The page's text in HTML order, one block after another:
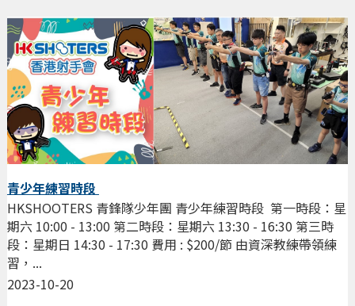
青少年練習時段
2023-10-20
HKSHOOTERS 青鋒隊少年團 青少年練習時段 第一時段：星
期六 10:00 - 13:00 第二時段：星期六 13:30 - 16:30 第三時
段：星期日 14:30 - 17:30 費用 : $200/節 由資深教練帶領練
習，...